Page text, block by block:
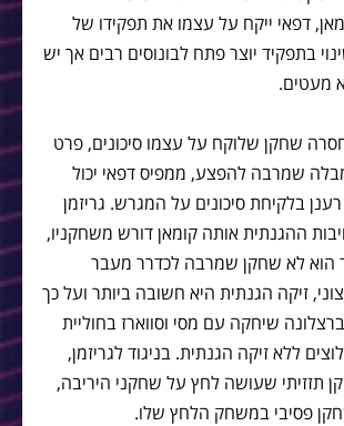
דפאי ייקח על עצמו את תפקידו של
בתפקיד יוצר פתח לבונוסים רבים אך יש
מעטים.
שחקן שלוקח על עצמו סיכונים, פרט
שמרבה להפצע, ממפיס דפאי יכול
בלקיחת סיכונים על המגרש. גריזמן
ההגנתית אותה קומאן דורש משחקניו,
לא שחקן שמרבה לכדרר מעבר
זיקה הגנתית היא חשובה ביותר ועל כך
שיחקה עם מסי וסווארז בחוליית
ללא זיקה הגנתית. בניגוד לגריזמן,
תזזיתי שעושה לחץ על שחקני היריבה,
פסיבי במשחק הלחץ שלו.